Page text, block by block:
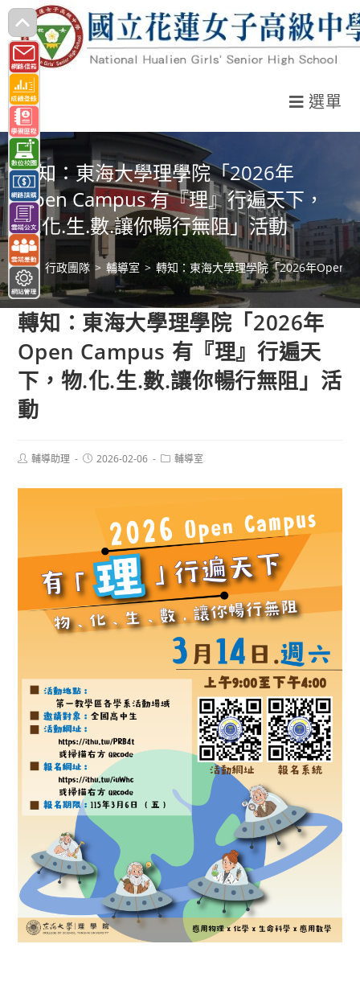
跳
轉
至
主
要
內
容
選單
轉知：東海大學理學院「2026年
Open Campus 有『理』行遍天下，
物.化.生.數.讓你暢行無阻」活動
> 行政團隊 > 輔導室 > 轉知：東海大學理學院「2026年Open
轉知：東海大學理學院「2026年
Open Campus 有『理』行遍天
下，物.化.生.數.讓你暢行無阻」活
動
Post輔導助理
Post2026-02-06
Post輔導室